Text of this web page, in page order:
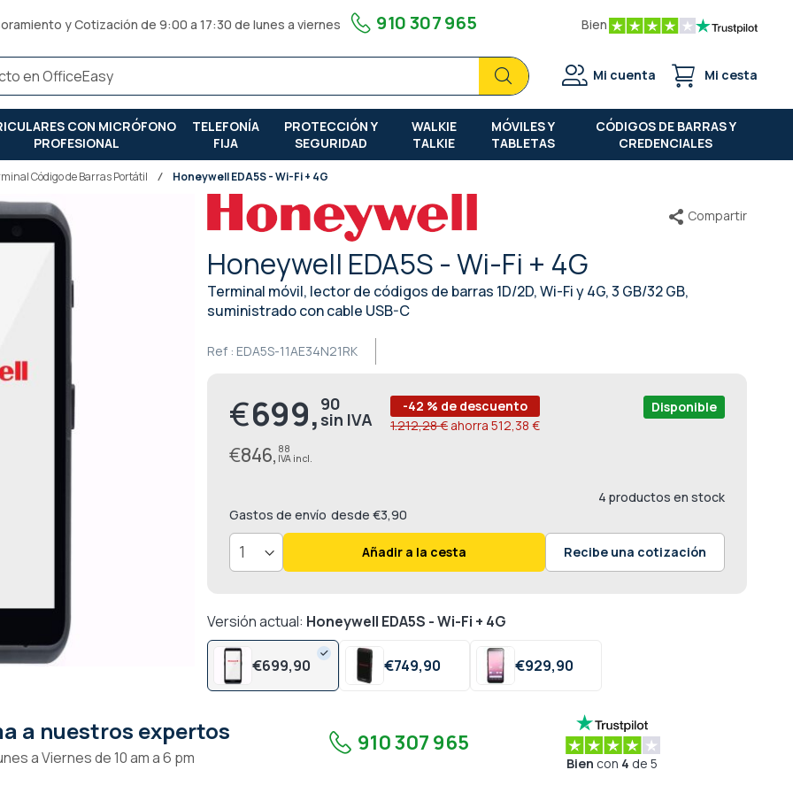
y Cotización de 9:00 a 17:30 de lunes a viernes 910 307 965 Bien
BuscarBuscar
Mi cuenta Mi cesta
CON MICRÓFONO
PROFESIONAL
TELEFONÍA
FIJA
PROTECCIÓN Y
SEGURIDAD
WALKIE
TALKIE
MÓVILES Y
TABLETAS
CÓDIGOS DE BARRAS Y
CREDENCIALES
Código de Barras Portátil Honeywell EDA5S - Wi-Fi + 4G
Honeywell EDA5S - Wi-Fi + 4G
Terminal móvil, lector de códigos de barras 1D/2D, Wi-Fi y 4G, 3 GB/32 GB,
suministrado con cable USB-C
Ref : EDA5S-11AE34N21RK
Compartir
Precio
especial
€699, 90
€846, 88
-42 % de descuento
1.212,28 € ahorra 512,38 €
4 productos en stock
Disponible
Gastos de envío desde €3,90
Añadir a la cesta Recibe una cotización
Versión actual: Honeywell EDA5S - Wi-Fi + 4G
€699,90 €749,90 €929,90
a nuestros expertos
a Viernes de 10 am a 6 pm
910 307 965
Bien con 4 de 5